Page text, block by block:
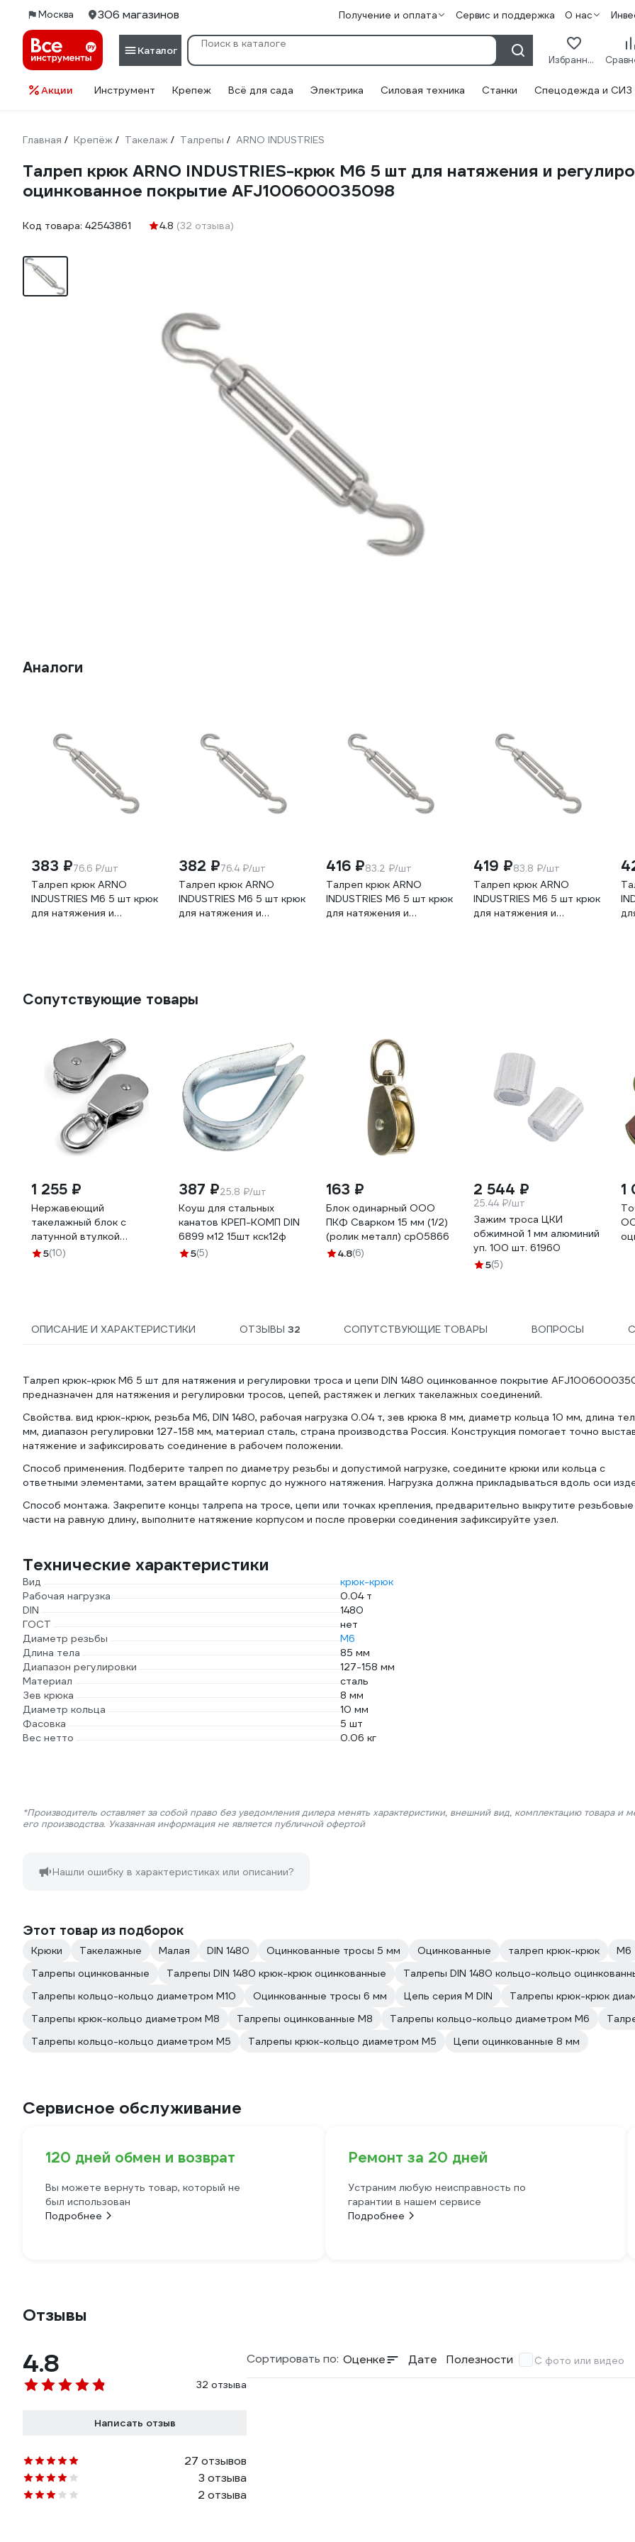
Москва 306 магазинов Получение и оплата Сервис и поддержка О нас
Каталог
Избранное
Акции Инструмент Крепеж Всё для сада Электрика Силовая техника Станки Спецодежда и СИЗ
Главная / Крепёж / Такелаж / Талрепы / ARNO INDUSTRIES
Талреп крюк ARNO INDUSTRIES-крюк М6 5 шт для натяжения и
оцинкованное покрытие AFJ100600035098
Код товара: 42543861 4.8 (32 отзыва)
Аналоги
383 ₽76.6 ₽/шт
Талреп крюк ARNO
INDUSTRIES М6 5 шт крюк
для натяжения и
382 ₽76.4 ₽/шт
Талреп крюк ARNO
INDUSTRIES М6 5 шт крюк
для натяжения и
416 ₽83.2 ₽/шт
Талреп крюк ARNO
INDUSTRIES М6 5 шт крюк
для натяжения и
419 ₽83.8 ₽/шт
Талреп крюк ARNO
INDUSTRIES М6 5 шт крюк
для натяжения и
Сопутствующие товары
1 255 ₽
Нержавеющий
такелажный блок с
латунной втулкой
KREPFIELD 25 мм, art
5(10)
387 ₽25.8 ₽/шт
Коуш для стальных
канатов КРЕП-КОМП DIN
6899 м12 15шт кск12ф
5(5)
163 ₽
Блок одинарный ООО
ПКФ Сварком 15 мм (1/2)
(ролик металл) cр05866
4.8(6)
2 544 ₽
25.44 ₽/шт
Зажим троса ЦКИ
обжимной 1 мм алюминий
уп. 100 шт. 61960
5(5)
1
ОПИСАНИЕ И ХАРАКТЕРИСТИКИ ОТЗЫВЫ 32 СОПУТСТВУЮЩИЕ ТОВАРЫ ВОПРОСЫ
Талреп крюк-крюк М6 5 шт для натяжения и регулировки троса и цепи DIN 1480 оцинкованное покрытие
предназначен для натяжения и регулировки тросов, цепей, растяжек и легких такелажных соединений.
Свойства. вид крюк-крюк, резьба М6, DIN 1480, рабочая нагрузка 0.04 т, зев крюка 8 мм, диаметр кольца 10 мм, длина
мм, диапазон регулировки 127-158 мм, материал сталь, страна производства Россия. Конструкция помогает точно
натяжение и зафиксировать соединение в рабочем положении.
Способ применения. Подберите талреп по диаметру резьбы и допустимой нагрузке, соедините крюки или кольца с
ответными элементами, затем вращайте корпус до нужного натяжения. Нагрузка должна прикладываться вдоль оси
Способ монтажа. Закрепите концы талрепа на тросе, цепи или точках крепления, предварительно выкрутите резьбовые
части на равную длину, выполните натяжение корпусом и после проверки соединения зафиксируйте узел.
Технические характеристики
Вид
крюк-крюк
Рабочая нагрузка
0.04 т
DIN
1480
ГОСТ
нет
Диаметр резьбы
М6
Длина тела
85 мм
Диапазон регулировки
127-158 мм
Материал
сталь
Зев крюка
8 мм
Диаметр кольца
10 мм
Фасовка
5 шт
Вес нетто
0.06 кг
*Производитель оставляет за собой право без уведомления дилера менять характеристики, внешний вид, комплектацию товара и
его производства. Указанная информация не является публичной офертой
Нашли ошибку в характеристиках или описании?
Этот товар из подборок
Крюки Такелажные Малая DIN 1480 Оцинкованные тросы 5 мм Оцинкованные талреп крюк-крюк
М6
Талрепы оцинкованные
Талрепы DIN 1480 крюк-крюк оцинкованные
Талрепы DIN 1480 кольцо-кольцо
Талрепы кольцо-кольцо диаметром М10
Оцинкованные тросы 6 мм Цепь серия М DIN
Талрепы крюк-крюк
Талрепы крюк-кольцо диаметром М8
Талрепы оцинкованные М8 Талрепы кольцо-кольцо диаметром М6
Талрепы кольцо-кольцо диаметром М5
Талрепы крюк-кольцо диаметром М5 Цепи оцинкованные 8 мм
Сервисное обслуживание
120 дней обмен и возврат
Вы можете вернуть товар, который не
был использован
Подробнее
Ремонт за 20 дней
Устраним любую неисправность по
гарантии в нашем сервисе
Подробнее
Отзывы
4.8
32 отзыва
Написать отзыв
27 отзывов
3 отзыва
2 отзыва
Сортировать по: Оценке Дате Полезности С фото или видео